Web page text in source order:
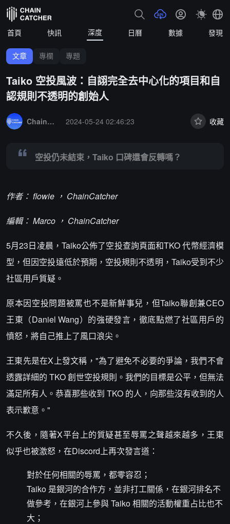
首頁 快訊 深度 日曆 數據 發現
文章 專欄 專題
Taiko 空投風波：自詡完全去中心化的項目和自
認規則不透明的創始人
ChainCatcher 精選
2024-05-24 02:46:23 收藏
空投仍未結束，Taiko 口碑還會反轉嗎？
作者： flowie ， ChainCatcher
編輯： Marco ， ChainCatcher
5月23日凌晨，Taiko公佈了空投查詢頁面和TKO 代幣經濟模
型，但因空投遠低於預期，空投規則不透明，Taiko受到不少
社區用戶質疑。
原本因空投問題被罵也不是新鮮事兒，但Taiko聯創兼CEO
王東（Daniel Wang）的強硬發言，徹底點燃了社區用戶的
憤怒，將自己推上了風口浪尖。
王東先是在X上發文稱，"為了避免不必要的爭論，我們不會
透露詳細的 TKO 創世空投規則。我們的目標是公平，但無法
滿足所有人。恭喜那些收到 TKO 的人，向那些沒有收到的人
表示歉意。"
不久後，隨著X平台上的質疑甚至辱罵之聲越來越多，王東
似乎也被激怒，在Discord上再次發言道：
對於任何相關的辱罵，都零容忍；
Taiko 是銀河的合作方，並非打工關係，在銀河排名不
做參考，在銀河上參與 Taiko 相關的活動權重占比也不
大；